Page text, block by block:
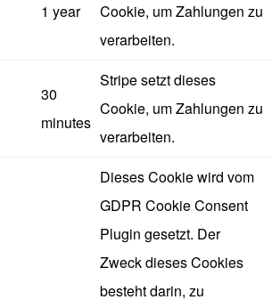
1 year
Cookie, um Zahlungen zu
verarbeiten.
30
minutes
Stripe setzt dieses
Cookie, um Zahlungen zu
verarbeiten.
Dieses Cookie wird vom
GDPR Cookie Consent
Plugin gesetzt. Der
Zweck dieses Cookies
besteht darin, zu